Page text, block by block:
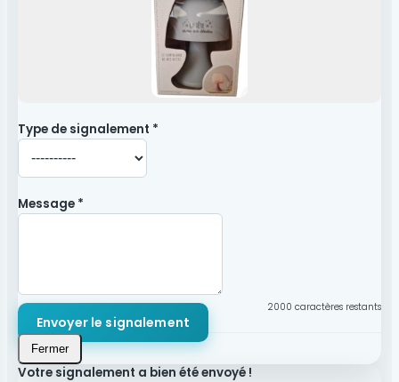
Type de signalement *
Message *
2000 caractères restants
Envoyer le signalement
Fermer
Votre signalement a bien été envoyé !